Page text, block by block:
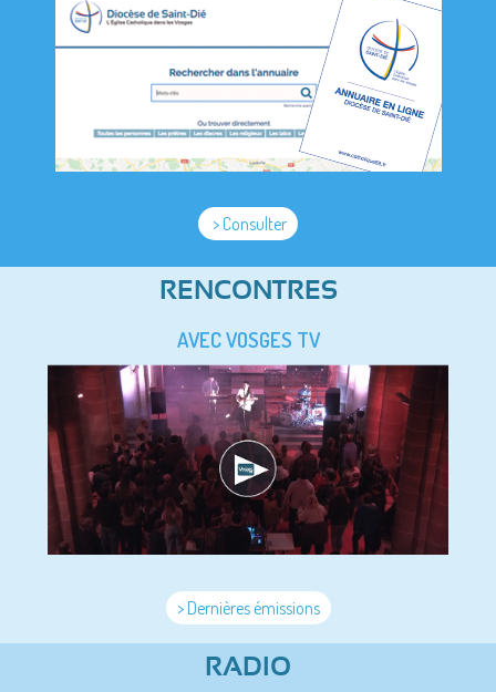
> Consulter
RENCONTRES
AVEC VOSGES TV
> Dernières émissions
RADIO